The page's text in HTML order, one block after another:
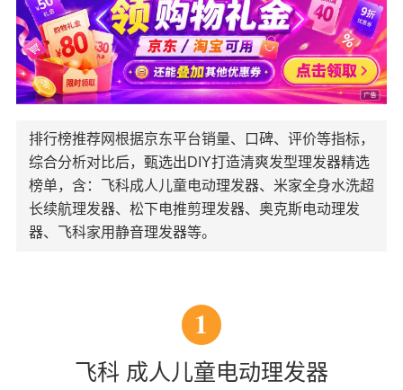
排行榜推荐网根据京东平台销量、口碑、评价等指标，
综合分析对比后，甄选出DIY打造清爽发型理发器精选
榜单，含：飞科成人儿童电动理发器、米家全身水洗超
长续航理发器、松下电推剪理发器、奥克斯电动理发
器、飞科家用静音理发器等。
1
飞科 成人儿童电动理发器